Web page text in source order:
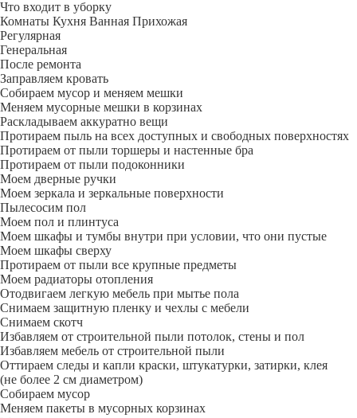
Что входит в уборку
Регу­лярная
Гене­ральная
После ремонта
Заправляем кровать
Собираем мусор и меняем мешки
Меняем мусорные мешки в корзинах
Раскладываем аккуратно вещи
Протираем пыль на всех доступных и свободных поверхностях
Протираем от пыли торшеры и настенные бра
Протираем от пыли подоконники
Моем дверные ручки
Моем зеркала и зеркальные поверхности
Пылесосим пол
Моем пол и плинтуса
Моем шкафы и тумбы внутри при условии, что они пустые
Моем шкафы сверху
Протираем от пыли все крупные предметы
Моем радиаторы отопления
Отодвигаем легкую мебель при мытье пола
Снимаем защитную пленку и чехлы с мебели
Снимаем скотч
Избавляем от строительной пыли потолок, стены и пол
Избавляем мебель от строительной пыли
Оттираем следы и капли краски, штукатурки, затирки, клея
(не более 2 см диаметром)
Собираем мусор
Меняем пакеты в мусорных корзинах